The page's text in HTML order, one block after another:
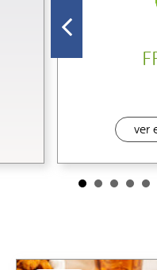
ver